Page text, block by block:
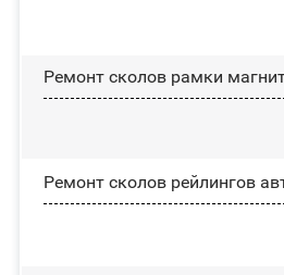
Ремонт сколов рамки
Ремонт сколов рейлингов